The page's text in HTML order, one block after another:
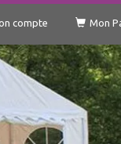
compte Mon